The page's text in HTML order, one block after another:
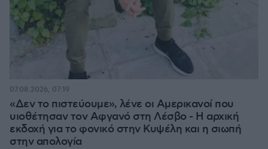
«Δεν το πιστεύουμε», λένε οι Αμερικανοί που
υιοθέτησαν τον Αφγανό στη Λέσβο - Η αρχική
εκδοχή για το φονικό στην Κυψέλη και η σιωπή
στην απολογία
07.08.2026, 07:19